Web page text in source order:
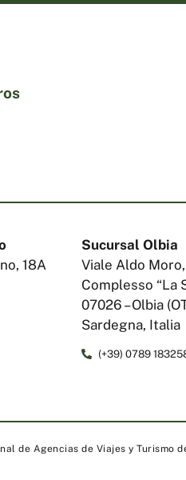
18A
Sucursal Olbia
Viale Aldo
Complesso “La
07026 – Olbia
Sardegna, Italia
(+39) 0789
de Agencias de Viajes y Turismo